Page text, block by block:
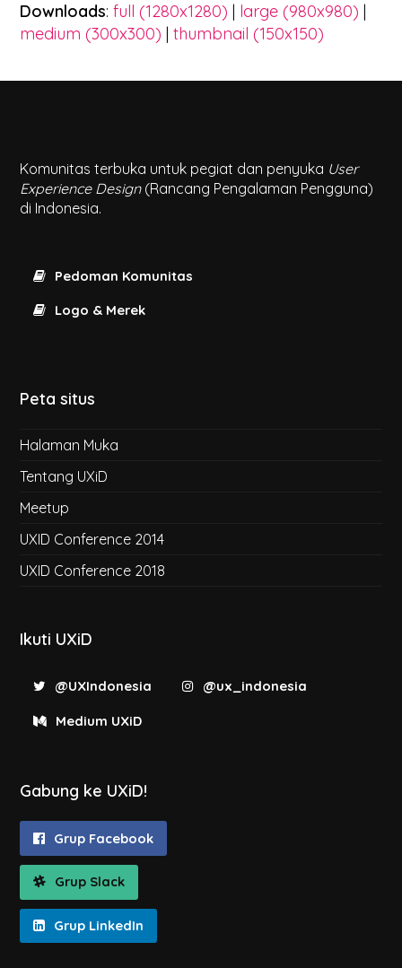
Downloads:full (1280x1280) | large (980x980) |
medium (300x300) |thumbnail (150x150)
Komunitas terbuka untuk pegiat dan penyuka User
Experience Design(Rancang Pengalaman Pengguna)
di Indonesia.
Pedoman Komunitas
Logo & Merek
Peta situs
Halaman Muka
Tentang UXiD
Meetup
UXID Conference 2014
UXID Conference 2018
Ikuti UXiD
@UXIndonesia @ux_indonesia
Medium UXiD
Gabung ke UXiD!
Grup Facebook
Grup Slack
Grup LinkedIn